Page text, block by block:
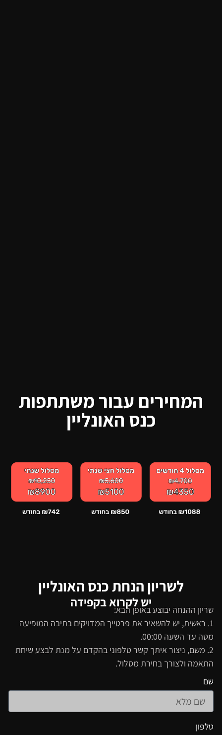
המחירים עבור משתתפות
כנס האונליין
לשריון הנחת כנס האונליין
יש לקרוא בקפידהשריון ההנחה יבוצע באופן הבא:
1. ראשית, יש להשאיר את פרטייך המדויקים בתיבה המופיעה
מטה עד השעה 00:00.
2. משם, ניצור איתך קשר טלפוני בהקדם על מנת לבצע שיחת
התאמה ולצורך בחירת מסלול.
שם
טלפון